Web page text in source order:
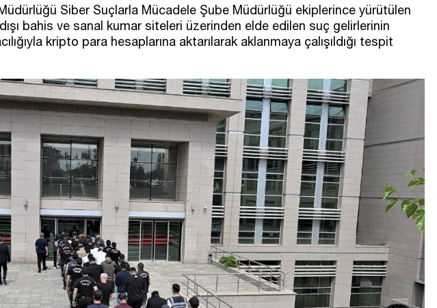
Siber Suçlarla Mücadele Şube Müdürlüğü ekiplerince yürütülen
bahis ve sanal kumar siteleri üzerinden elde edilen suç gelirlerinin
kripto para hesaplarına aktarılarak aklanmaya çalışıldığı tespit